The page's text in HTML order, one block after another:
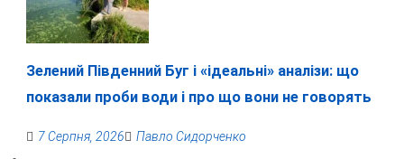
Зелений Південний Буг і «ідеальні» аналізи: що
показали проби води і про що вони не говорять
7 Серпня, 2026 Павло Сидорченко